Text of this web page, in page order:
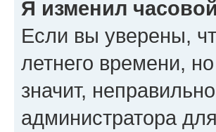
Я изменил
Если вы уверены,
летнего времени,
значит,
администратора